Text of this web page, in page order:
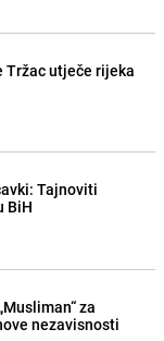
Tržac utječe rijeka
Tajnoviti
BiH
za
nezavisnosti